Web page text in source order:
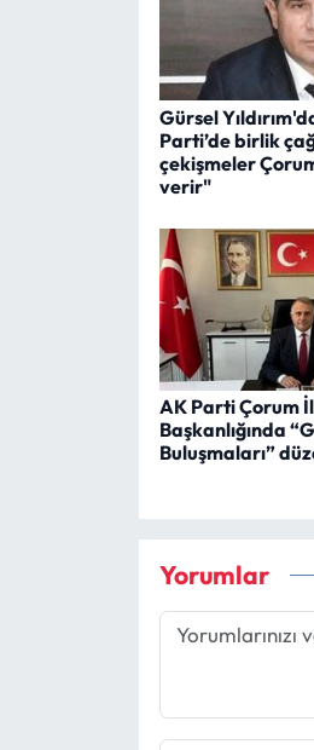
Gürsel
Parti’de birlik
çekişmeler
verir"
AK Parti Çorum İl
Başkanlığında
Buluşmaları”
Yorumlar